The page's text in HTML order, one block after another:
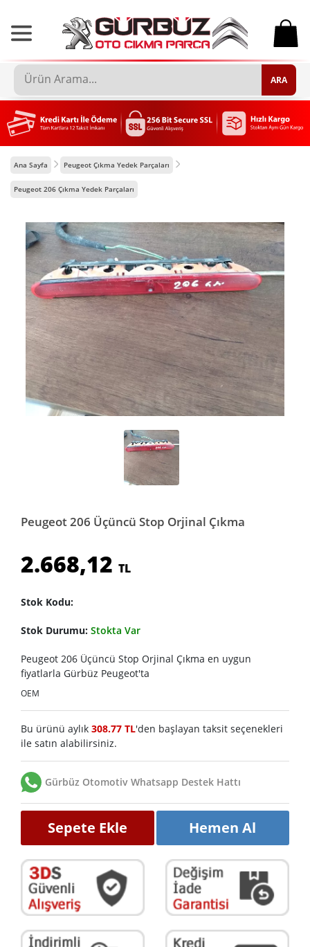
0
ARA
Ana Sayfa Peugeot Çıkma Yedek Parçaları
Peugeot 206 Çıkma Yedek Parçaları
Peugeot 206 Üçüncü Stop Orjinal Çıkma
2.668,12 TL
Stok Kodu:
Stok Durumu: Stokta Var
Peugeot 206 Üçüncü Stop Orjinal Çıkma en uygun
fiyatlarla Gürbüz Peugeot'ta
OEM
Bu ürünü aylık 308.77 TL'den başlayan taksit seçenekleri
ile satın alabilirsiniz.
Gürbüz Otomotiv Whatsapp Destek Hattı
Sepete Ekle Hemen Al